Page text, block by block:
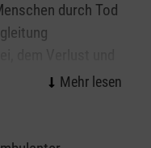
durch Tod
eigene Trauer
Mitarbeiterinnen